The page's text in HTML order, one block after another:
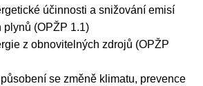
účinnosti a snižování emisí
plynů (OPŽP 1.1)
z obnovitelných zdrojů (OPŽP
se změně klimatu, prevence